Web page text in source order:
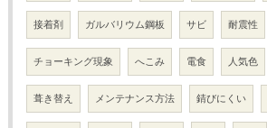
接着剤 ガルバリウム鋼板 サビ 耐震性
チョーキング現象 へこみ 電食 人気色
葺き替え メンテナンス方法 錆びにくい